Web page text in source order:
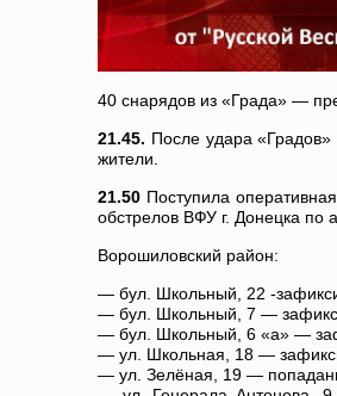
40 снарядов из «Града» —
21.45. После удара
жители.
21.50 Поступила
обстрелов ВФУ г. Донецка по
Ворошиловский район:
— бул. Школьный, 22 -
— бул. Школьный, 7 —
— бул. Школьный, 6 «а» —
— ул. Школьная, 18 —
— ул. Зелёная, 19 —